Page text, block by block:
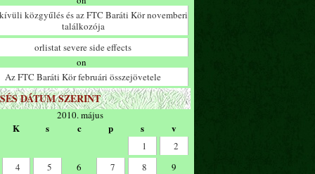
közgyűlés és az FTC Baráti Kör novemberi
találkozója
orlistat severe side effects
on
Az FTC Baráti Kör februári összejövetele
DÁTUM SZERINT
2010. május
K s c p s v
1
2
4 5 6 7 8
9